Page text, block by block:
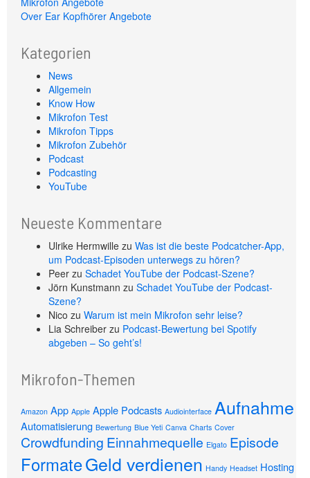
Over Ear Kopfhörer Angebote
Kategorien
News
Allgemein
Know How
Mikrofon Test
Mikrofon Tipps
Mikrofon Zubehör
Podcast
Podcasting
YouTube
Neueste Kommentare
Ulrike Hermwille zu Was ist die beste Podcatcher-App,
um Podcast-Episoden unterwegs zu hören?
Peer zu Schadet YouTube der Podcast-Szene?
Jörn Kunstmann zu Schadet YouTube der Podcast-
Szene?
Nico zu Warum ist mein Mikrofon sehr leise?
Lia Schreiber zu Podcast-Bewertung bei Spotify
abgeben – So geht’s!
Mikrofon-Themen
Amazon App Apple Apple Podcasts Audiointerface Aufnahme
Automatisierung Bewertung Blue Yeti Canva Charts Cover
Crowdfunding Einnahmequelle Elgato Episode
FormateGeld verdienen Handy Headset Hosting